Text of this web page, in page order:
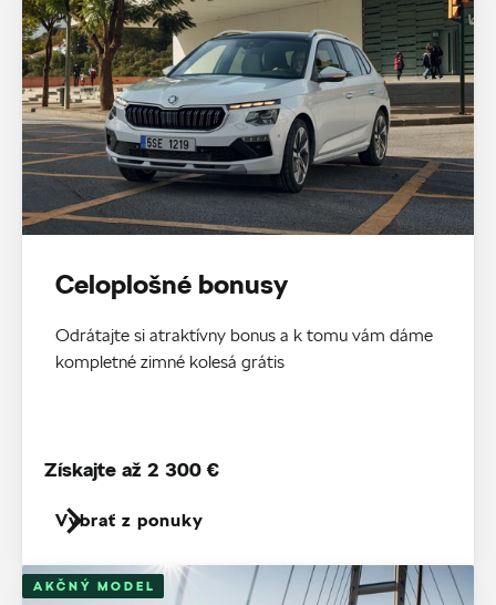
Celoplošné bonusy
Odrátajte si atraktívny bonus a k tomu vám dáme
kompletné zimné kolesá grátis
Vybrať z ponuky
Získajte až 2 300 €
AKČNÝ MODEL